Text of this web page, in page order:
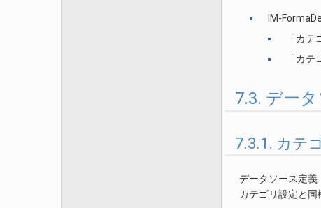
IM-
「カ
「カ
7.3. デー
7.3.1. カテ
データソース定義
カテゴリ設定と